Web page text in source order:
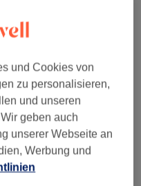
und Cookies von
zu personalisieren,
und unseren
geben auch
unserer Webseite an
Werbung und